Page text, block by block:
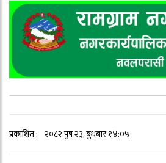
प्रकाशित : २०८२ पुष २३, बुधबार १४:०५